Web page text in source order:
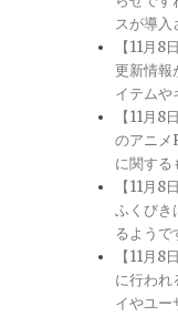
スが導入
【11月
更新情報
イテムや
【11月
のアニメ
に関する
【11月
ふくびき
るようで
【11月8
に行われ
イやユー